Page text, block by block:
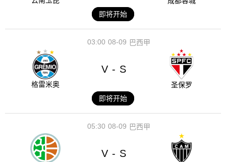
即将开始
08-09
03:00 巴西甲
格雷米奥
V - S
圣保罗
即将开始
08-09
05:30 巴西甲
V - S